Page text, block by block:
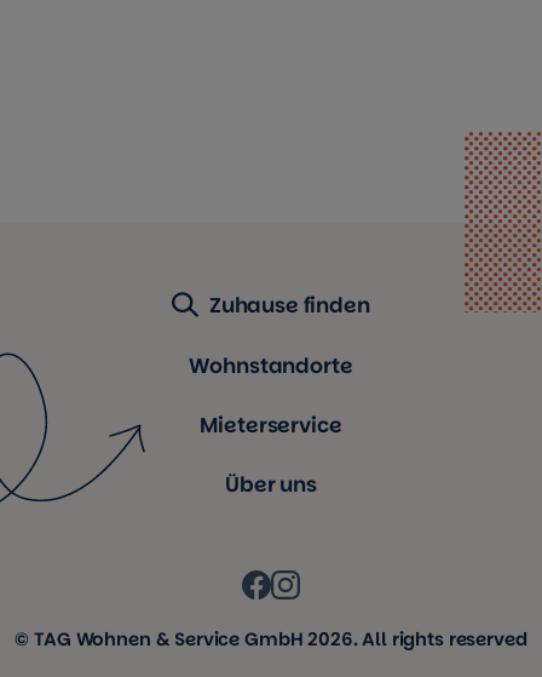
Zuhause finden
Wohnstandorte
Mieterservice
Über uns
© TAG Wohnen & Service GmbH 2026. All rights reserved